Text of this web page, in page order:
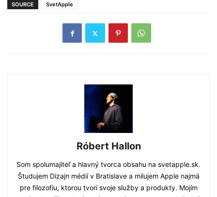
SOURCE SvetApple
Róbert Hallon
Som spolumajiteľ a hlavný tvorca obsahu na svetapple.sk.
Študujem Dizajn médií v Bratislave a milujem Apple najmä
pre filozofiu, ktorou tvorí svoje služby a produkty. Mojím